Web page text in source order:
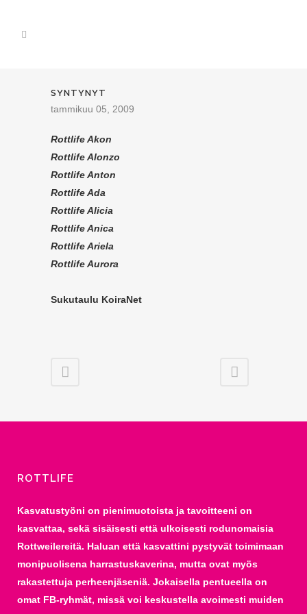
SYNTYNYT
tammikuu 05, 2009
Rottlife Akon
Rottlife Alonzo
Rottlife Anton
Rottlife Ada
Rottlife Alicia
Rottlife Anica
Rottlife Ariela
Rottlife Aurora
Sukutaulu KoiraNet
ROTTLIFE
Kasvatustyöni on pienimuotoista ja tavoitteeni on
kasvattaa, sekä sisäisesti että ulkoisesti rodunomaisia
Rottweilereitä. Haluan että kasvattini pystyvät toimimaan
monipuolisena harrastuskaverina, mutta ovat myös
rakastettuja perheenjäseniä. Jokaisella pentueella on
omat FB-ryhmät, missä voi keskustella avoimesti muiden